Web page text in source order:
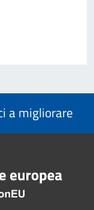
a migliorare